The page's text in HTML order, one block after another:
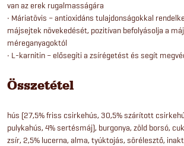
van az erek rugalmasságára
• Máriatövis – antioxidáns tulajdonságokkal
májsejtek növekedését, pozitívan befolyásolja a
méreganyagoktól
• L-karnitin – elősegíti a zsírégetést és segít
Összetétel
hús (27,5% friss csirkehús, 30,5% szárított
pulykahús, 4% sertésmáj), burgonya, zöld borsó,
zsír, 2,5% lucerna, alma, tyúktojás, sörélesztő,